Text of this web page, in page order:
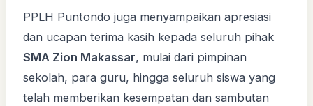
PPLH Puntondo juga menyampaikan apresiasi
dan ucapan terima kasih kepada seluruh pihak
SMA Zion Makassar, mulai dari pimpinan
sekolah, para guru, hingga seluruh siswa yang
telah memberikan kesempatan dan sambutan